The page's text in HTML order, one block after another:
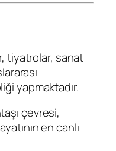
tiyatrolar, sanat
yapmaktadır.
çevresi,
en canlı